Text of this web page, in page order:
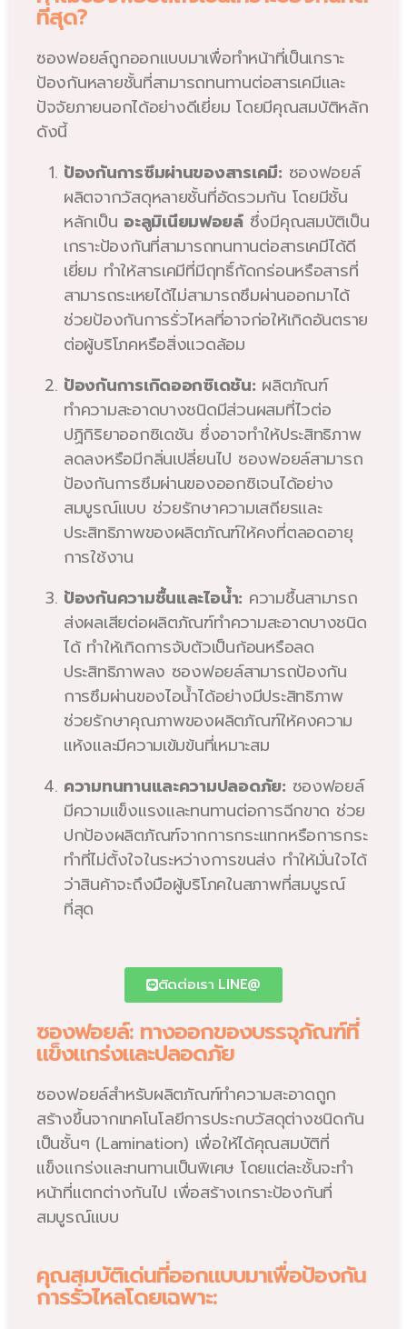
ที่สุด?
ซองฟอยล์ถูกออกแบบมาเพื่อทำหน้าที่เป็นเกราะ
ป้องกันหลายชั้นที่สามารถทนทานต่อสารเคมีและ
ปัจจัยภายนอกได้อย่างดีเยี่ยม โดยมีคุณสมบัติหลัก
ดังนี้
ป้องกันการซึมผ่านของสารเคมี: ซองฟอยล์
ผลิตจากวัสดุหลายชั้นที่อัดรวมกัน โดยมีชั้น
หลักเป็น อะลูมิเนียมฟอยล์ซึ่งมีคุณสมบัติเป็น
เกราะป้องกันที่สามารถทนทานต่อสารเคมีได้ดี
เยี่ยม ทำให้สารเคมีที่มีฤทธิ์กัดกร่อนหรือสารที่
สามารถระเหยได้ไม่สามารถซึมผ่านออกมาได้
ช่วยป้องกันการรั่วไหลที่อาจก่อให้เกิดอันตราย
ต่อผู้บริโภคหรือสิ่งแวดล้อม
ป้องกันการเกิดออกซิเดชัน: ผลิตภัณฑ์
ทำความสะอาดบางชนิดมีส่วนผสมที่ไวต่อ
ปฏิกิริยาออกซิเดชัน ซึ่งอาจทำให้ประสิทธิภาพ
ลดลงหรือมีกลิ่นเปลี่ยนไป ซองฟอยล์สามารถ
ป้องกันการซึมผ่านของออกซิเจนได้อย่าง
สมบูรณ์แบบ ช่วยรักษาความเสถียรและ
ประสิทธิภาพของผลิตภัณฑ์ให้คงที่ตลอดอายุ
การใช้งาน
ป้องกันความชื้นและไอน้ำ: ความชื้นสามารถ
ส่งผลเสียต่อผลิตภัณฑ์ทำความสะอาดบางชนิด
ได้ ทำให้เกิดการจับตัวเป็นก้อนหรือลด
ประสิทธิภาพลง ซองฟอยล์สามารถป้องกัน
การซึมผ่านของไอน้ำได้อย่างมีประสิทธิภาพ
ช่วยรักษาคุณภาพของผลิตภัณฑ์ให้คงความ
แห้งและมีความเข้มข้นที่เหมาะสม
ความทนทานและความปลอดภัย: ซองฟอยล์
มีความแข็งแรงและทนทานต่อการฉีกขาด ช่วย
ปกป้องผลิตภัณฑ์จากการกระแทกหรือการกระ
ทำที่ไม่ตั้งใจในระหว่างการขนส่ง ทำให้มั่นใจได้
ว่าสินค้าจะถึงมือผู้บริโภคในสภาพที่สมบูรณ์
ที่สุด
ติดต่อเรา LINE@
ซองฟอยล์: ทางออกของบรรจุภัณฑ์ที่
แข็งแกร่งและปลอดภัย
ซองฟอยล์สำหรับผลิตภัณฑ์ทำความสะอาดถูก
สร้างขึ้นจากเทคโนโลยีการประกบวัสดุต่างชนิดกัน
เป็นชั้นๆ (Lamination) เพื่อให้ได้คุณสมบัติที่
แข็งแกร่งและทนทานเป็นพิเศษ โดยแต่ละชั้นจะทำ
หน้าที่แตกต่างกันไป เพื่อสร้างเกราะป้องกันที่
สมบูรณ์แบบ
คุณสมบัติเด่นที่ออกแบบมาเพื่อป้องกัน
การรั่วไหลโดยเฉพาะ: